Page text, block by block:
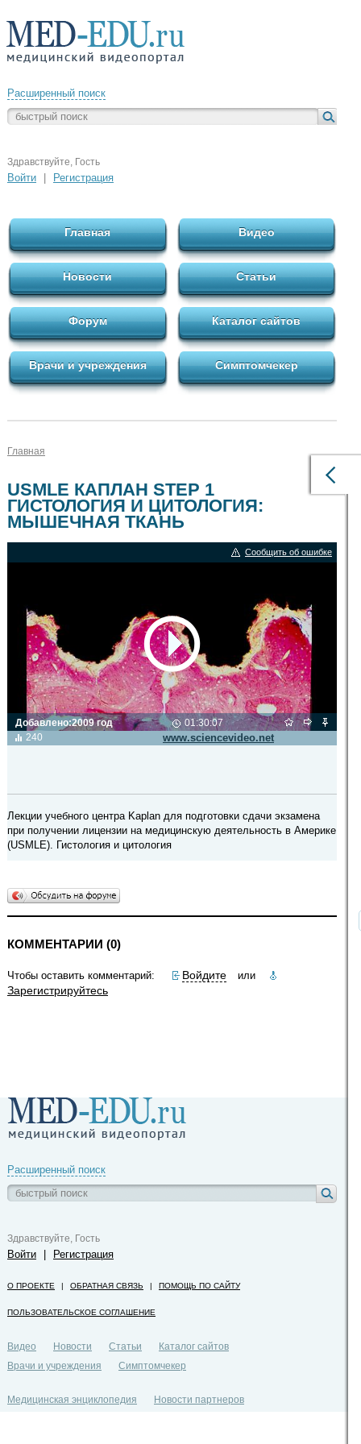
Расширенный поиск
Здравствуйте, Гость
Войти Регистрация
Главная Видео
Новости Статьи
Форум Каталог сайтов
Врачи и учреждения Симптомчекер
Главная
USMLE КАПЛАН STEP 1
ГИСТОЛОГИЯ И ЦИТОЛОГИЯ:
МЫШЕЧНАЯ ТКАНЬ
Сообщить об ошибке
Добавлено:2009 год
240
01:30:07
Видео транслируется с сайта www.sciencevideo.net
Лекции учебного центра Kaplan для подготовки сдачи экзамена
при получении лицензии на медицинскую деятельность в Америке
(USMLE). Гистология и цитология
КОММЕНТАРИИ (0)
Чтобы оставить комментарий: Войдите или
Зарегистрируйтесь
Расширенный поиск
Здравствуйте, Гость
Войти Регистрация
О ПРОЕКТЕ | ОБРАТНАЯ СВЯЗЬ | ПОМОЩЬ ПО САЙТУ
ПОЛЬЗОВАТЕЛЬСКОЕ СОГЛАШЕНИЕ
Видео Новости Статьи
Каталог сайтов
Врачи и учреждения
Симптомчекер
Медицинская энциклопедия
Новости партнеров